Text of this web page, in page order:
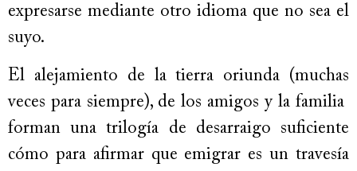
expresarse mediante otro idioma que no sea el
suyo.
El alejamiento de la tierra oriunda (muchas
veces para siempre), de los amigos y la familia
forman una trilogía de desarraigo suficiente
cómo para afirmar que emigrar es un travesía